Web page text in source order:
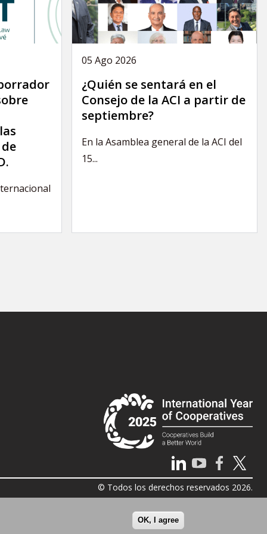
05 Ago 2026
¿Quién se sentará en el
Consejo de la ACI a partir de
septiembre?
En la Asamblea general de la ACI del
15...
© Todos los derechos reservados 2026.
OK, I agree